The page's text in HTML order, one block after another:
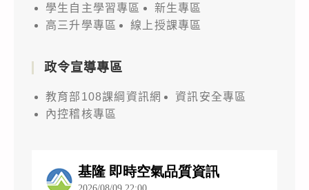
學生自主學習專區
新生專區
高三升學專區
線上授課專區
政令宣導專區
教育部108課綱資訊網
資訊安全專區
內控稽核專區